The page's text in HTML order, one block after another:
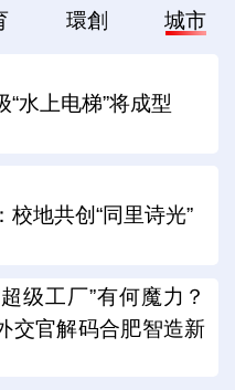
環創 城市
“水上电梯”将成型
校地共创“同里诗光”
级工厂”有何魔力？
交官解码合肥智造新